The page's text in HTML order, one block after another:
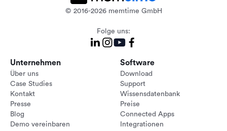
© 2016-2026 memtime GmbH
Folge uns:
Unternehmen
Über uns
Case Studies
Kontakt
Presse
Blog
Demo vereinbaren
Software
Download
Support
Wissensdatenbank
Preise
Connected Apps
Integrationen